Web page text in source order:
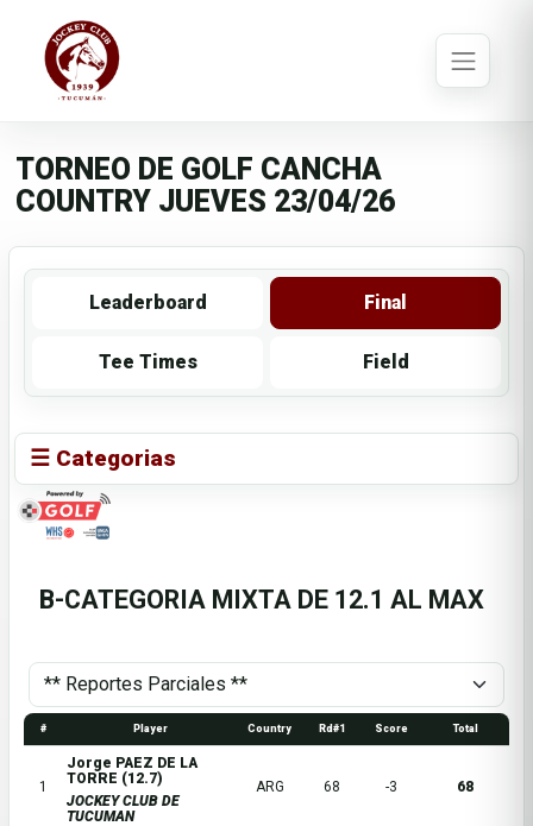
TORNEO DE GOLF CANCHA
COUNTRY JUEVES 23/04/26
Leaderboard Final
Tee Times Field
☰ Categorias
B-CATEGORIA MIXTA DE 12.1 AL MAX
# Player Country Rd#1 Score Total
1
Jorge PAEZ DE LA
TORRE (12.7)
JOCKEY CLUB DE
TUCUMAN
ARG 68 -3 68